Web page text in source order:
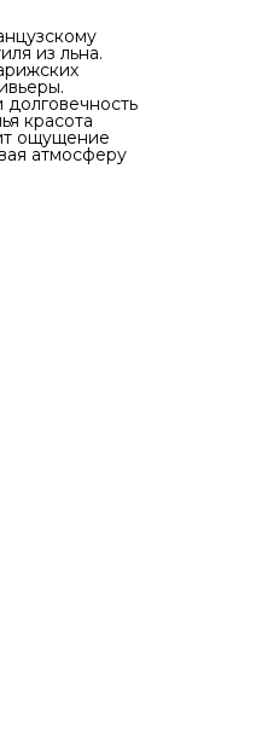
из льна.
долговечность
красота
ощущение
атмосферу